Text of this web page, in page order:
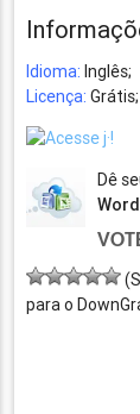
Idioma: Inglês;
Licença: Grátis;
Dê
para o